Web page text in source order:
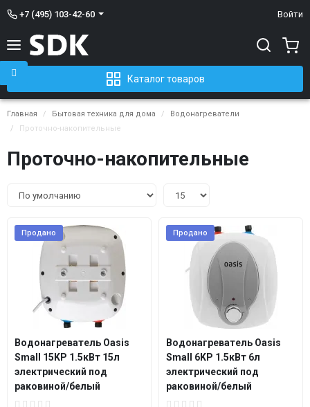
+7 (495) 103-42-60 Войти
Каталог товаров
Главная Бытовая техника для дома
Водонагреватели
Проточно-накопительные
Проточно-накопительные
Продано
Водонагреватель Oasis
Small 15KP 1.5кВт 15л
электрический под
раковиной/белый
Продано
Водонагреватель Oasis
Small 6KP 1.5кВт 6л
электрический под
раковиной/белый